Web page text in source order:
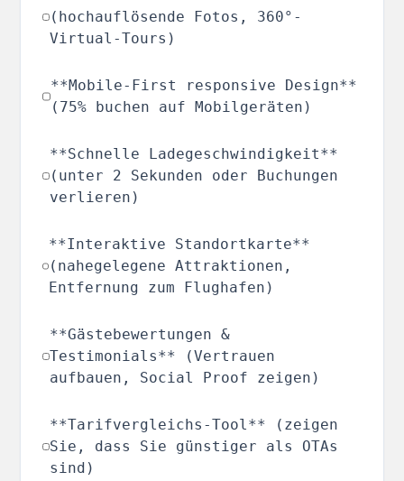
(hochauflösende Fotos, 360°-
Virtual-Tours)
**Mobile-First responsive Design**
(75% buchen auf Mobilgeräten)
**Schnelle Ladegeschwindigkeit**
(unter 2 Sekunden oder Buchungen
verlieren)
**Interaktive Standortkarte**
(nahegelegene Attraktionen,
Entfernung zum Flughafen)
**Gästebewertungen &
Testimonials** (Vertrauen
aufbauen, Social Proof zeigen)
**Tarifvergleichs-Tool** (zeigen
Sie, dass Sie günstiger als OTAs
sind)